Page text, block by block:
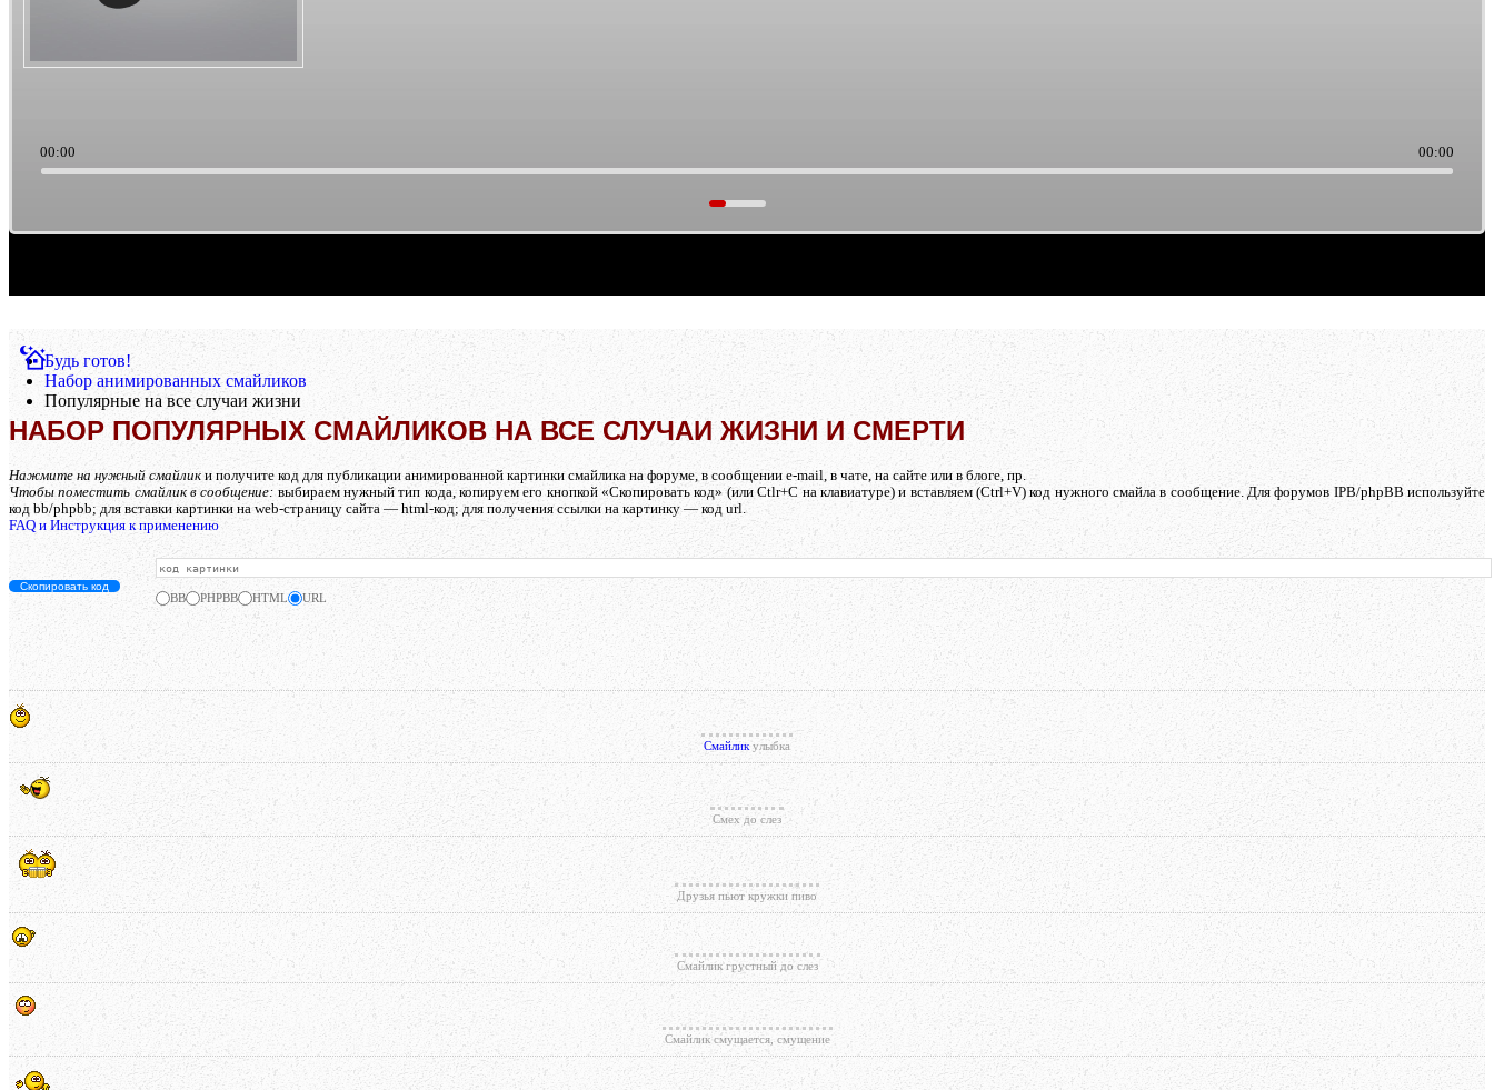
00:00 00:00
Будь готов!
Набор анимированных смайликов
Популярные на все случаи жизни
НАБОР ПОПУЛЯРНЫХ СМАЙЛИКОВ НА ВСЕ СЛУЧАИ ЖИЗНИ И СМЕРТИ
Нажмите на нужный смайлик и получите код для публикации анимированной картинки смайлика на форуме, в сообщении e-mail, в чате, на сайте или в блоге, пр.
Чтобы поместить смайлик в сообщение: выбираем нужный тип кода, копируем его кнопкой «Скопировать код» (или Ctlr+C на клавиатуре) и вставляем (Ctrl+V) код нужного смайла в сообщение. Для форумов IPB/phpBB используйте
код bb/phpbb; для вставки картинки на web-страницу сайта — html-код; для получения ссылки на картинку — код url.
FAQ и Инструкция к применению
Скопировать код
BB PHPBB HTML URL
Смайлик улыбка
Смех до слез
Друзья пьют кружки пиво
Смайлик грустный до слез
Смайлик смущается, смущение